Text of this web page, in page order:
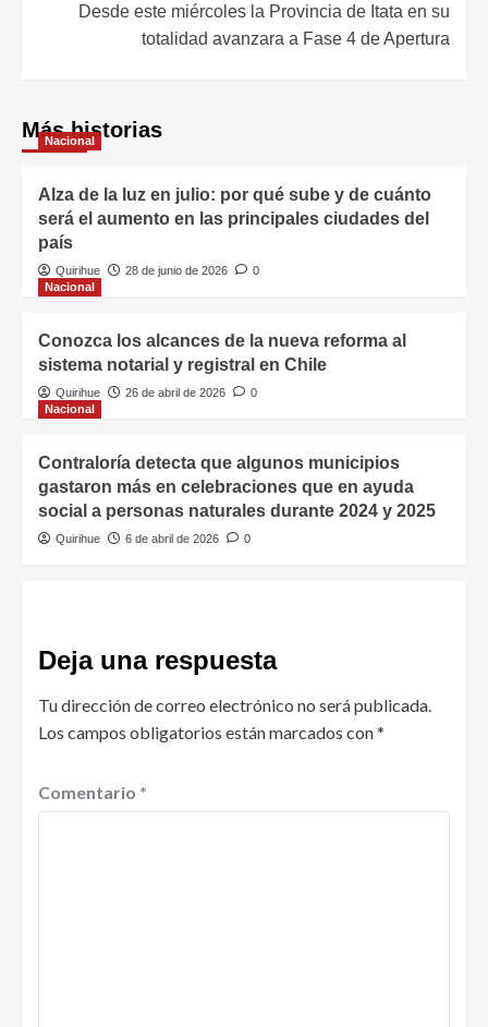
Desde este miércoles la Provincia de Itata en su
totalidad avanzara a Fase 4 de Apertura
Más historias
Nacional
Alza de la luz en julio: por qué sube y de cuánto
será el aumento en las principales ciudades del
país
Quirihue 28 de junio de 2026
0
Nacional
Conozca los alcances de la nueva reforma al
sistema notarial y registral en Chile
Quirihue 26 de abril de 2026
0
Nacional
Contraloría detecta que algunos municipios
gastaron más en celebraciones que en ayuda
social a personas naturales durante 2024 y 2025
Quirihue 6 de abril de 2026 0
Deja una respuesta
Tu dirección de correo electrónico no será publicada.
Los campos obligatorios están marcados con*
Comentario *